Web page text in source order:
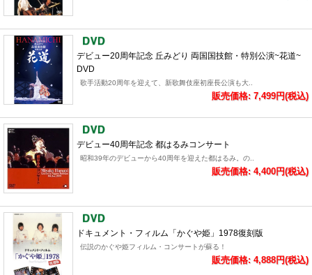
デビュー20周年記念 丘みどり 両国国技館・特別公演~花道~
DVD
歌手活動20周年を迎えて、新歌舞伎座初座長公演も大..
販売価格: 7,499円(税込)
デビュー40周年記念 都はるみコンサート
昭和39年のデビューから40周年を迎えた都はるみ。の..
販売価格: 4,400円(税込)
ドキュメント・フィルム「かぐや姫」1978復刻版
伝説のかぐや姫フィルム・コンサートが蘇る！
販売価格: 4,888円(税込)